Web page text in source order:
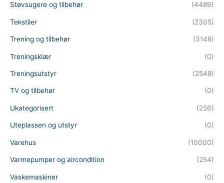
Støvsugere og tilbehør (4489)
Tekstiler (2305)
Trening og tilbehør (3148)
Treningsklær (0)
Treningsutstyr (2548)
TV og tilbehør (0)
Ukategorisert (256)
Uteplassen og utstyr (0)
Varehus (10000)
Varmepumper og aircondition (254)
Vaskemaskiner (0)